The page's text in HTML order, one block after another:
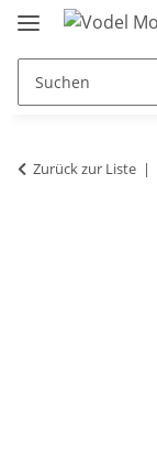
Zurück zur Liste